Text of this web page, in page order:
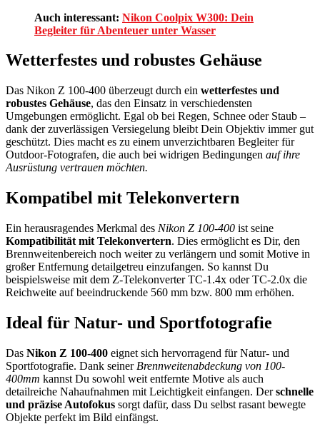
Auch interessant: Nikon Coolpix W300: Dein
Begleiter für Abenteuer unter Wasser
Wetterfestes und robustes Gehäuse
Das Nikon Z 100-400 überzeugt durch ein wetterfestes und
robustes Gehäuse, das den Einsatz in verschiedensten
Umgebungen ermöglicht. Egal ob bei Regen, Schnee oder Staub –
dank der zuverlässigen Versiegelung bleibt Dein Objektiv immer gut
geschützt. Dies macht es zu einem unverzichtbaren Begleiter für
Outdoor-Fotografen, die auch bei widrigen Bedingungen auf ihre
Ausrüstung vertrauen möchten.
Kompatibel mit Telekonvertern
Ein herausragendes Merkmal des Nikon Z 100-400 ist seine
Kompatibilität mit Telekonvertern. Dies ermöglicht es Dir, den
Brennweitenbereich noch weiter zu verlängern und somit Motive in
großer Entfernung detailgetreu einzufangen. So kannst Du
beispielsweise mit dem Z-Telekonverter TC-1.4x oder TC-2.0x die
Reichweite auf beeindruckende 560 mm bzw. 800 mm erhöhen.
Ideal für Natur- und Sportfotografie
Das Nikon Z 100-400 eignet sich hervorragend für Natur- und
Sportfotografie. Dank seiner Brennweitenabdeckung von 100-
400mm kannst Du sowohl weit entfernte Motive als auch
detailreiche Nahaufnahmen mit Leichtigkeit einfangen. Derschnelle
und präzise Autofokus sorgt dafür, dass Du selbst rasant bewegte
Objekte perfekt im Bild einfängst.